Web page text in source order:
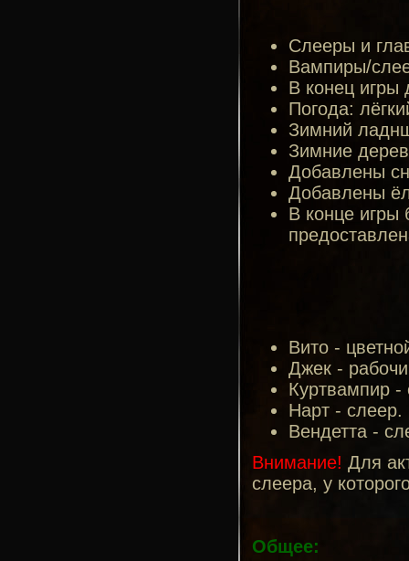
Слееры и
Вампиры/
В конец игры
Погода:
Зимний
Зимние
Добавлены
Добавлены
В конце игры
Вито -
Джек -
Куртвампир -
Нарт - слеер.
Вендетта -
Внимание! Для
слеера, у
Общее: